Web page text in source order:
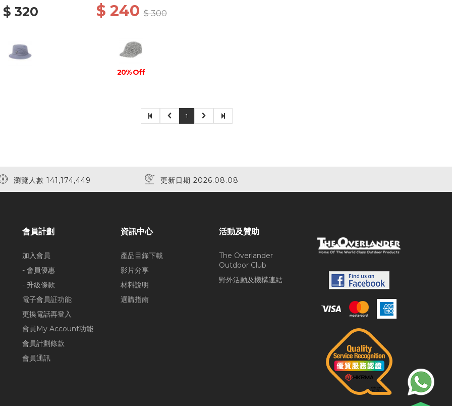
$ 320 $ 240$ 300
20% Off
1
瀏覽人數 141,174,449 更新日期 2026.08.08
會員計劃
加入會員
- 會員優惠
- 升級條款
電子會員証功能
更換電話再登入
會員My Account功能
會員計劃條款
會員通訊
資訊中心
產品目錄下載
影片分享
材料說明
選購指南
活動及贊助
The Overlander
Outdoor Club
野外活動及機構連結